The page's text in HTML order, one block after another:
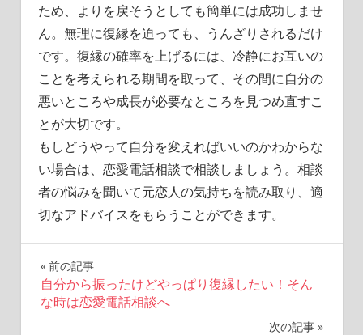
ため、よりを戻そうとしても簡単には成功しませ
ん。無理に復縁を迫っても、うんざりされるだけ
です。復縁の確率を上げるには、冷静にお互いの
ことを考えられる期間を取って、その間に自分の
悪いところや成長が必要なところを見つめ直すこ
とが大切です。
もしどうやって自分を変えればいいのかわからな
い場合は、恋愛電話相談で相談しましょう。相談
者の悩みを聞いて元恋人の気持ちを読み取り、適
切なアドバイスをもらうことができます。
投
前の記事
自分から振ったけどやっぱり復縁したい！そん
な時は恋愛電話相談へ
次の記事